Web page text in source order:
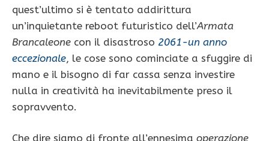
quest’ultimo si è tentato addirittura
un’inquietante reboot futuristico dell’Armata
Brancaleone con il disastroso 2061-un anno
eccezionale, le cose sono cominciate a sfuggire di
mano e il bisogno di far cassa senza investire
nulla in creatività ha inevitabilmente preso il
sopravvento.
Che dire siamo di fronte all’ennesima operazione